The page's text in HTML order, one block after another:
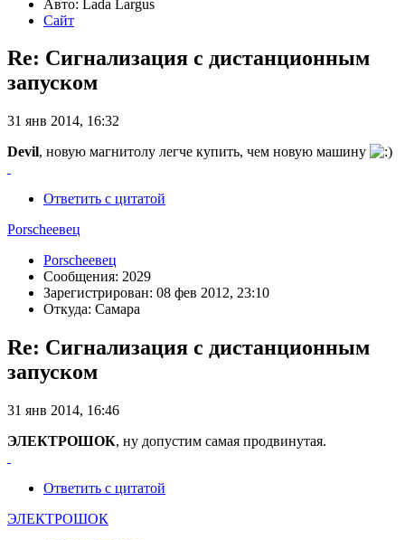
Авто: Lada Largus
Сайт
Re: Сигнализация с дистанционным
запуском
31 янв 2014, 16:32
Devil, новую магнитолу легче купить, чем новую машину
Ответить с цитатой
Porscheeвец
Porscheeвец
Сообщения: 2029
Зарегистрирован: 08 фев 2012, 23:10
Откуда: Самара
Re: Сигнализация с дистанционным
запуском
31 янв 2014, 16:46
ЭЛЕКТРОШОК, ну допустим самая продвинутая.
Ответить с цитатой
ЭЛЕКТРОШОК